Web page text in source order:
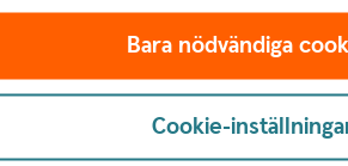
Bara nödvändiga
Cookie-